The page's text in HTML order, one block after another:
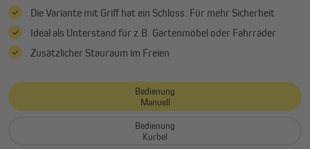
Die Variante mit Griff hat ein Schloss. Für mehr Sicherheit
Ideal als Unterstand für z.B. Gartenmöbel oder Fahrräder
Zusätzlicher Stauraum im Freien
Bedienung
Manuell
Bedienung
Kurbel